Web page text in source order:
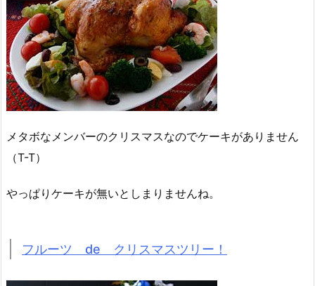
メタボなメンバーのクリスマスなのでケーキがありません
（T-T）
やっぱりケーキが無いとしまりませんね。
フルーツ de クリスマスツリー！